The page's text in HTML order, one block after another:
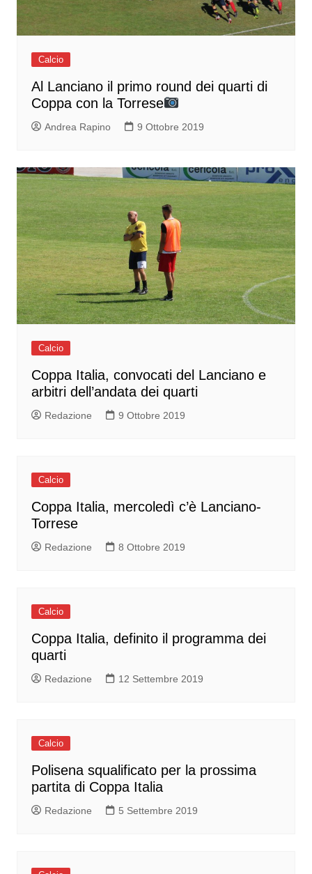
Calcio
Al Lanciano il primo round dei quarti di
Coppa con la Torrese
Andrea Rapino 9 Ottobre 2019
Calcio
Coppa Italia, convocati del Lanciano e
arbitri dell’andata dei quarti
Redazione 9 Ottobre 2019
Calcio
Coppa Italia, mercoledì c’è Lanciano-
Torrese
Redazione 8 Ottobre 2019
Calcio
Coppa Italia, definito il programma dei
quarti
Redazione 12 Settembre 2019
Calcio
Polisena squalificato per la prossima
partita di Coppa Italia
Redazione 5 Settembre 2019